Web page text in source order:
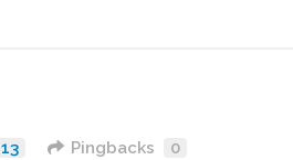
13 Pingbacks 0